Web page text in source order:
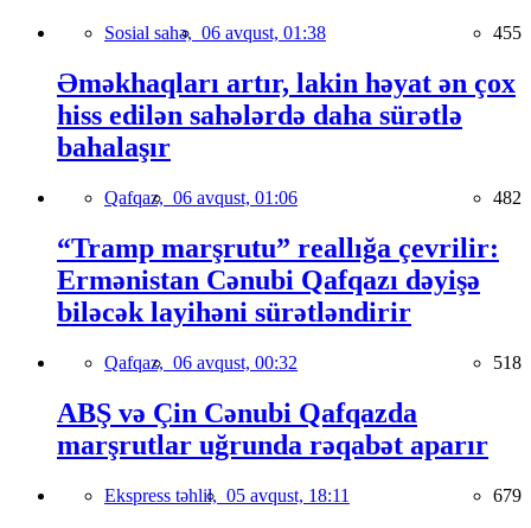
Sosial sahə, 06 avqust, 01:38 455
Əməkhaqları artır, lakin həyat ən çox
hiss edilən sahələrdə daha sürətlə
bahalaşır
Qafqaz, 06 avqust, 01:06 482
“Tramp marşrutu” reallığa çevrilir:
Ermənistan Cənubi Qafqazı dəyişə
biləcək layihəni sürətləndirir
Qafqaz, 06 avqust, 00:32 518
ABŞ və Çin Cənubi Qafqazda
marşrutlar uğrunda rəqabət aparır
Ekspress təhlil, 05 avqust, 18:11 679